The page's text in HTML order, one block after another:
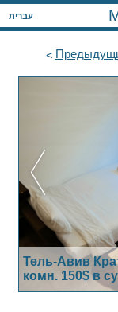
עברית
Тель-Авив
комн. 150$ в